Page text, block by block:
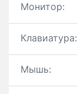
Монитор:
Клавиатура:
Мышь: